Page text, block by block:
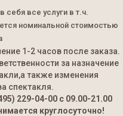
себя все услуги в т.ч.
номинальной стоимостью
1-2 часов после заказа.
за назначение
также изменения
спектакля.
229-04-00 с 09.00-21.00
круглосуточно!